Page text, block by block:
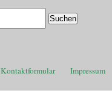
Kontaktformular Impressum